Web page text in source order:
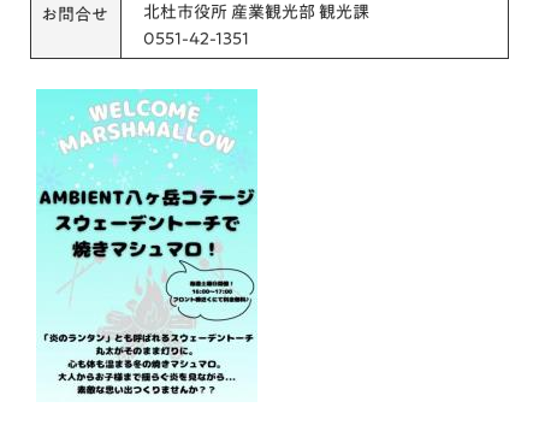
お問合せ
北杜市役所 産業観光部 観光課
0551-42-1351